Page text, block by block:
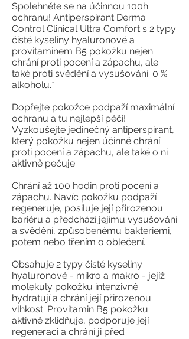
Spolehněte se na účinnou 100h
ochranu! Antiperspirant Derma
Control Clinical Ultra Comfort s 2 typy
čisté kyseliny hyaluronové a
provitaminem B5 pokožku nejen
chrání proti pocení a zápachu, ale
také proti svědění a vysušování. 0 %
alkoholu.*
Dopřejte pokožce podpaží maximální
ochranu a tu nejlepší péči!
Vyzkoušejte jedinečný antiperspirant,
který pokožku nejen účinně chrání
proti pocení a zápachu, ale také o ni
aktivně pečuje.
Chrání až 100 hodin proti pocení a
zápachu. Navíc pokožku podpaží
regeneruje, posiluje její přirozenou
bariéru a předchází jejímu vysušování
a svědění, způsobenému bakteriemi,
potem nebo třením o oblečení.
Obsahuje 2 typy čisté kyseliny
hyaluronové - mikro a makro - jejíž
molekuly pokožku intenzivně
hydratují a chrání její přirozenou
vlhkost. Provitamin B5 pokožku
aktivně zklidňuje, podporuje její
regeneraci a chrání ji před